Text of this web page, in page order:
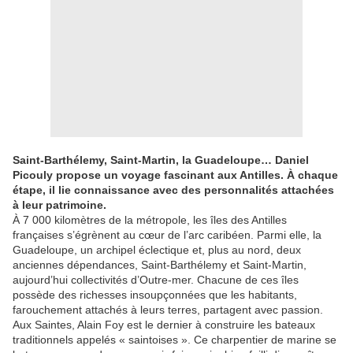
Saint-Barthélemy, Saint-Martin, la Guadeloupe… Daniel
Picouly propose un voyage fascinant aux Antilles. À chaque
étape, il lie connaissance avec des personnalités attachées
à leur patrimoine.
À 7 000 kilomètres de la métropole, les îles des Antilles
françaises s’égrènent au cœur de l’arc caribéen. Parmi elle, la
Guadeloupe, un archipel éclectique et, plus au nord, deux
anciennes dépendances, Saint-Barthélemy et Saint-Martin,
aujourd’hui collectivités d’Outre-mer. Chacune de ces îles
possède des richesses insoupçonnées que les habitants,
farouchement attachés à leurs terres, partagent avec passion.
Aux Saintes, Alain Foy est le dernier à construire les bateaux
traditionnels appelés « saintoises ». Ce charpentier de marine se